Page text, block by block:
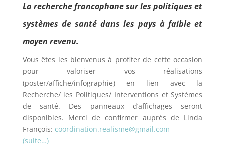
La recherche francophone sur les politiques et
systèmes de santé dans les pays à faible et
moyen revenu.
Vous êtes les bienvenus à profiter de cette occasion
pour valoriser vos réalisations
(poster/affiche/infographie) en lien avec la
Recherche/ les Politiques/ Interventions et Systèmes
de santé. Des panneaux d’affichages seront
disponibles. Merci de confirmer auprès de Linda
François: coordination.realisme@gmail.com
(suite…)